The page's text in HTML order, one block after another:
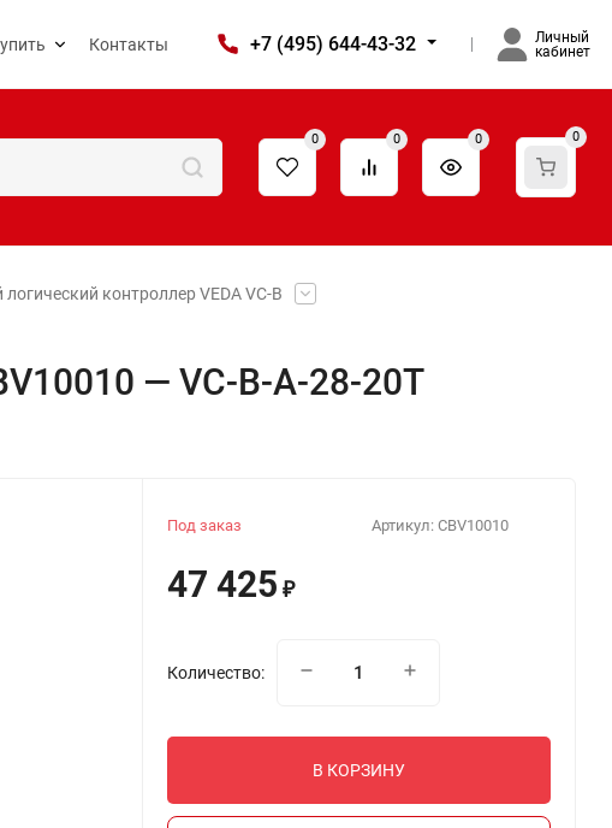
Контакты +7 (495) 644-43-32
Личный
кабинет
0 0 0 0
контроллер VEDA VC-B
— VC-В-A-28-20T
Артикул: CBV10010
Под заказ
47 425 ₽
Количество:
В КОРЗИНУ